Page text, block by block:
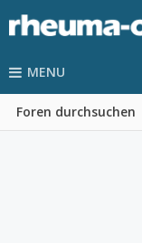
MENU
Foren durchsuchen